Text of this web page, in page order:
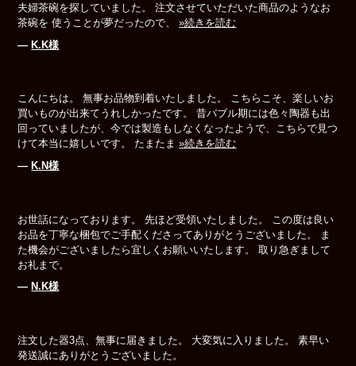
夫婦茶碗を探していました。 注文させていただいた商品のようなお
茶碗を 使うことが夢だったので、»続きを読む
―K.K様
こんにちは。 無事お品物到着いたしました。 こちらこそ、楽しいお
買いものが出来てうれしかったです。 昔バブル期には色々陶器も出
回っていましたが、今では製造もしなくなったようで、こちらで見つ
けて本当に嬉しいです。 たまたま»続きを読む
― K.N様
お世話になっております。 先ほど受領いたしました。 この度は良い
お品を丁寧な梱包でご手配くださってありがとうございました。 ま
た機会がございましたら宜しくお願いいたします。 取り急ぎまして
お礼まで。
― N.K様
注文した器3点、無事に届きました。 大変気に入りました。 素早い
発送誠にありがとうございました。